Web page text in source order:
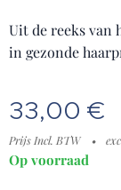
Uit de reeks van
in gezonde
33,00 €
Prijs Incl. BTW
Op voorraad